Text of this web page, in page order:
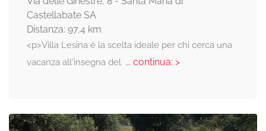
Castellabate SA
Distanza: 97,4 km
<p>Villa Lesina è la scelta ideale per chi cerca una
vacanza all'insegna del... continua: >